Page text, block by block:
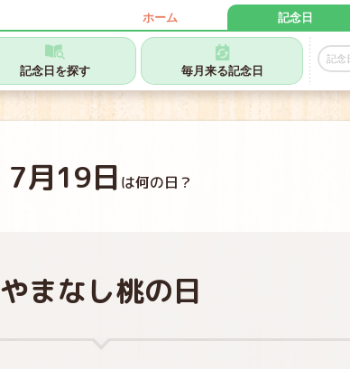
ホーム 記念日
記念日を探す 毎月来る記念日
7月19日 は何の日？
やまなし桃の日